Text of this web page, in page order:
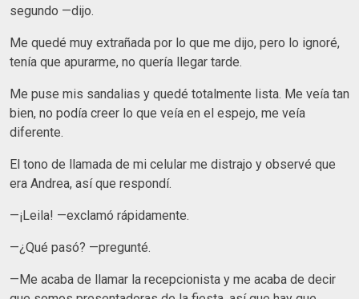
segundo —dijo.
Me quedé muy extrañada por lo que me dijo, pero lo ignoré,
tenía que apurarme, no quería llegar tarde.
Me puse mis sandalias y quedé totalmente lista. Me veía tan
bien, no podía creer lo que veía en el espejo, me veía
diferente.
El tono de llamada de mi celular me distrajo y observé que
era Andrea, así que respondí.
—¡Leila! —exclamó rápidamente.
—¿Qué pasó? —pregunté.
—Me acaba de llamar la recepcionista y me acaba de decir